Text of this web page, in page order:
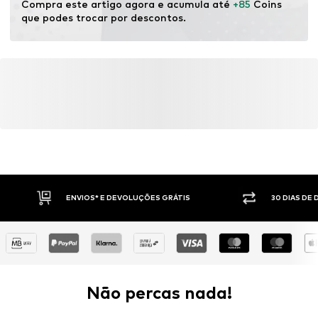
Compra este artigo agora e acumula até +85 Coins
que podes trocar por descontos.
ENVIOS* E DEVOLUÇÕES GRÁTIS 30 DIAS DE
Não percas nada!